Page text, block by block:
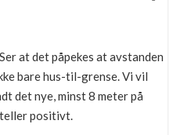
at det påpekes at avstanden
bare hus-til-grense. Vi vil
det nye, minst 8 meter på
positivt.